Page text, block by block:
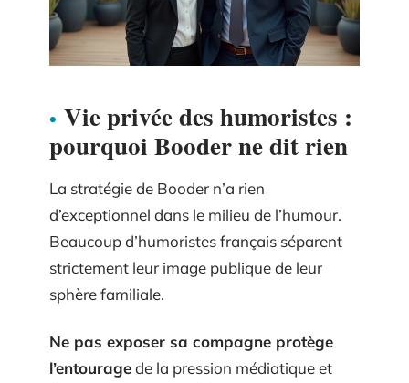
Vie privée des humoristes :
pourquoi Booder ne dit rien
La stratégie de Booder n’a rien
d’exceptionnel dans le milieu de l’humour.
Beaucoup d’humoristes français séparent
strictement leur image publique de leur
sphère familiale.
Ne pas exposer sa compagne protège
l’entouragede la pression médiatique et